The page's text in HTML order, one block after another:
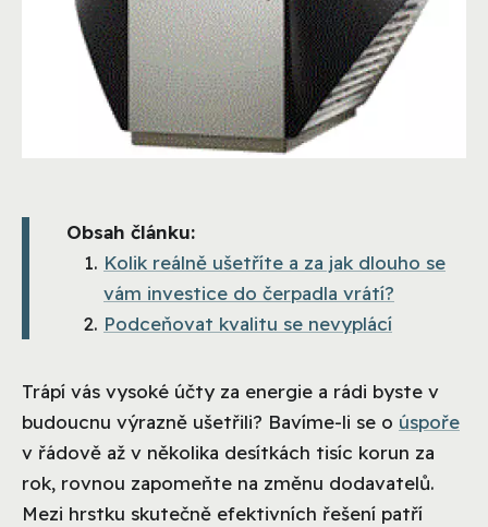
Obsah článku:
Kolik reálně ušetříte a za jak dlouho se
vám investice do čerpadla vrátí?
Podceňovat kvalitu se nevyplácí
Trápí vás vysoké účty za energie a rádi byste v
budoucnu výrazně ušetřili? Bavíme-li se o úspoře
v řádově až v několika desítkách tisíc korun za
rok, rovnou zapomeňte na změnu dodavatelů.
Mezi hrstku skutečně efektivních řešení patří